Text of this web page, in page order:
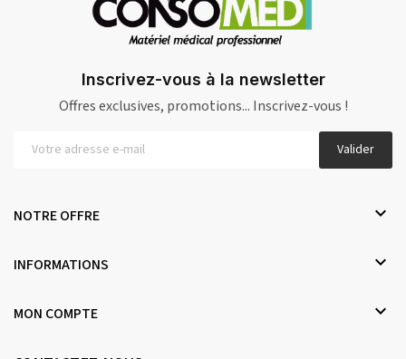
Inscrivez-vous à la newsletter
Offres exclusives, promotions... Inscrivez-vous !
Valider
NOTRE OFFRE 
INFORMATIONS 
MON COMPTE 